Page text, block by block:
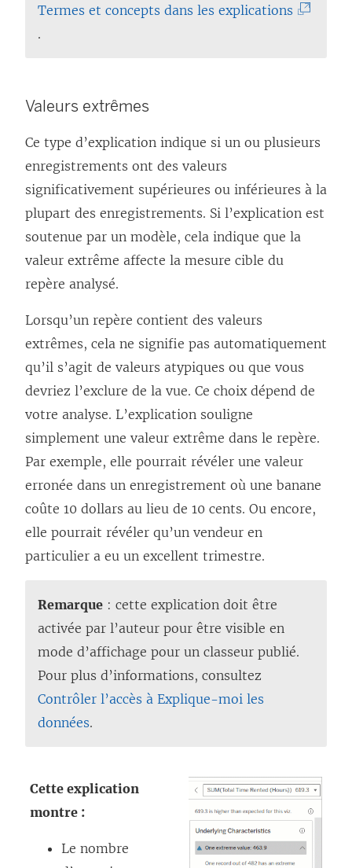
Termes et concepts dans les explications
n
’
o
u
d
a
n
u
n
e
n
l
t
)
.
Valeurs extrêmes
Ce type d’explication indique si un ou plusieurs
enregistrements ont des valeurs
significativement supérieures ou inférieures à la
plupart des enregistrements. Si l’explication est
soutenue par un modèle, cela indique que la
valeur extrême affecte la mesure cible du
repère analysé.
Lorsqu’un repère contient des valeurs
extrêmes, cela ne signifie pas automatiquement
qu’il s’agit de valeurs atypiques ou que vous
devriez l’exclure de la vue. Ce choix dépend de
votre analyse. L’explication souligne
simplement une valeur extrême dans le repère.
Par exemple, elle pourrait révéler une valeur
erronée dans un enregistrement où une banane
coûte 10 dollars au lieu de 10 cents. Ou encore,
elle pourrait révéler qu’un vendeur en
particulier a eu un excellent trimestre.
Remarque : cette explication doit être
activée par l’auteur pour être visible en
mode d’affichage pour un classeur publié.
Pour plus d’informations, consultez
Contrôler l’accès à Explique-moi les
données.
Cette explication
montre :
Le nombre